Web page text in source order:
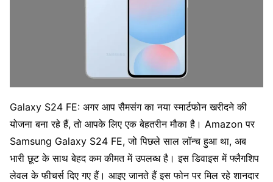
Galaxy S24 FE: अगर आप सैमसंग का नया स्मार्टफोन खरीदने की
योजना बना रहे हैं, तो आपके लिए एक बेहतरीन मौका है। Amazon पर
Samsung Galaxy S24 FE, जो पिछले साल लॉन्च हुआ था, अब
भारी छूट के साथ बेहद कम कीमत में उपलब्ध है। इस डिवाइस में फ्लैगशिप
लेवल के फीचर्स दिए गए हैं। आइए जानते हैं इस फोन पर मिल रहे शानदार